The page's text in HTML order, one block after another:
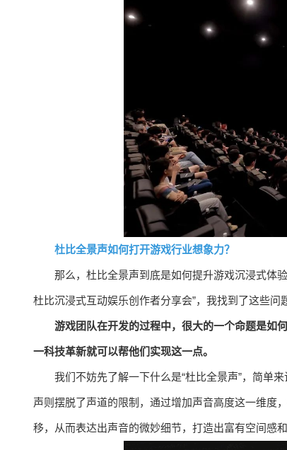
杜比全景声如何打开游戏行业想象力？
那么，杜比全景声到底是如何提升游戏沉浸式体
杜比沉浸式互动娱乐创作者分享会”，我找到了这些问
游戏团队在开发的过程中，很大的一个命题是如
一科技革新就可以帮他们实现这一点。
我们不妨先了解一下什么是“杜比全景声”，简单
声则摆脱了声道的限制，通过增加声音高度这一维度
移，从而表达出声音的微妙细节，打造出富有空间感